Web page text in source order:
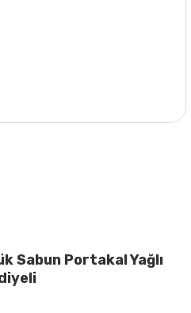
Sabun Portakal Yağlı